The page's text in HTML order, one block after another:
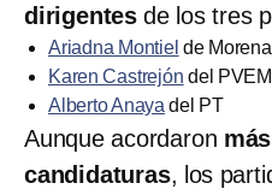
dirigentes de los tres
Ariadna Montiel de Morena
Karen Castrejón del PVEM
Alberto Anaya del PT
Aunque acordaron
candidaturas, los